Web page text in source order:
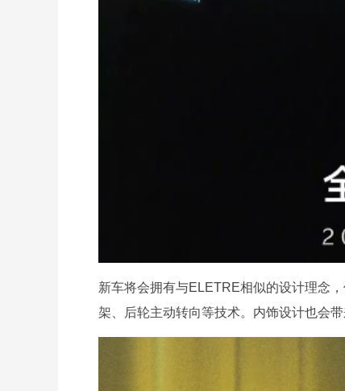
新车将会拥有与ELETRE相似的设计理念
架、后轮主动转向等技术。内饰设计也会